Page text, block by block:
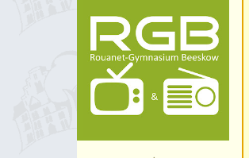
Kontakt
Organigramm
Schulprogramm
Hygienekonzept